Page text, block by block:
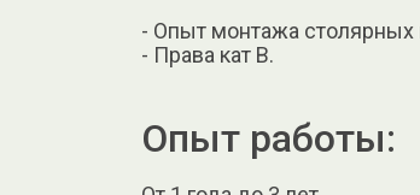
- Опыт монтажа столярных
- Права кат В.
Опыт работы: